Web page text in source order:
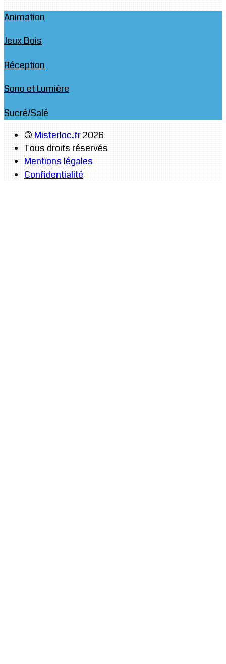
Animation
Jeux Bois
Réception
Sono et Lumière
Sucré/Salé
©Misterloc.fr2026
Tous droits réservés
Mentions légales
Confidentialité